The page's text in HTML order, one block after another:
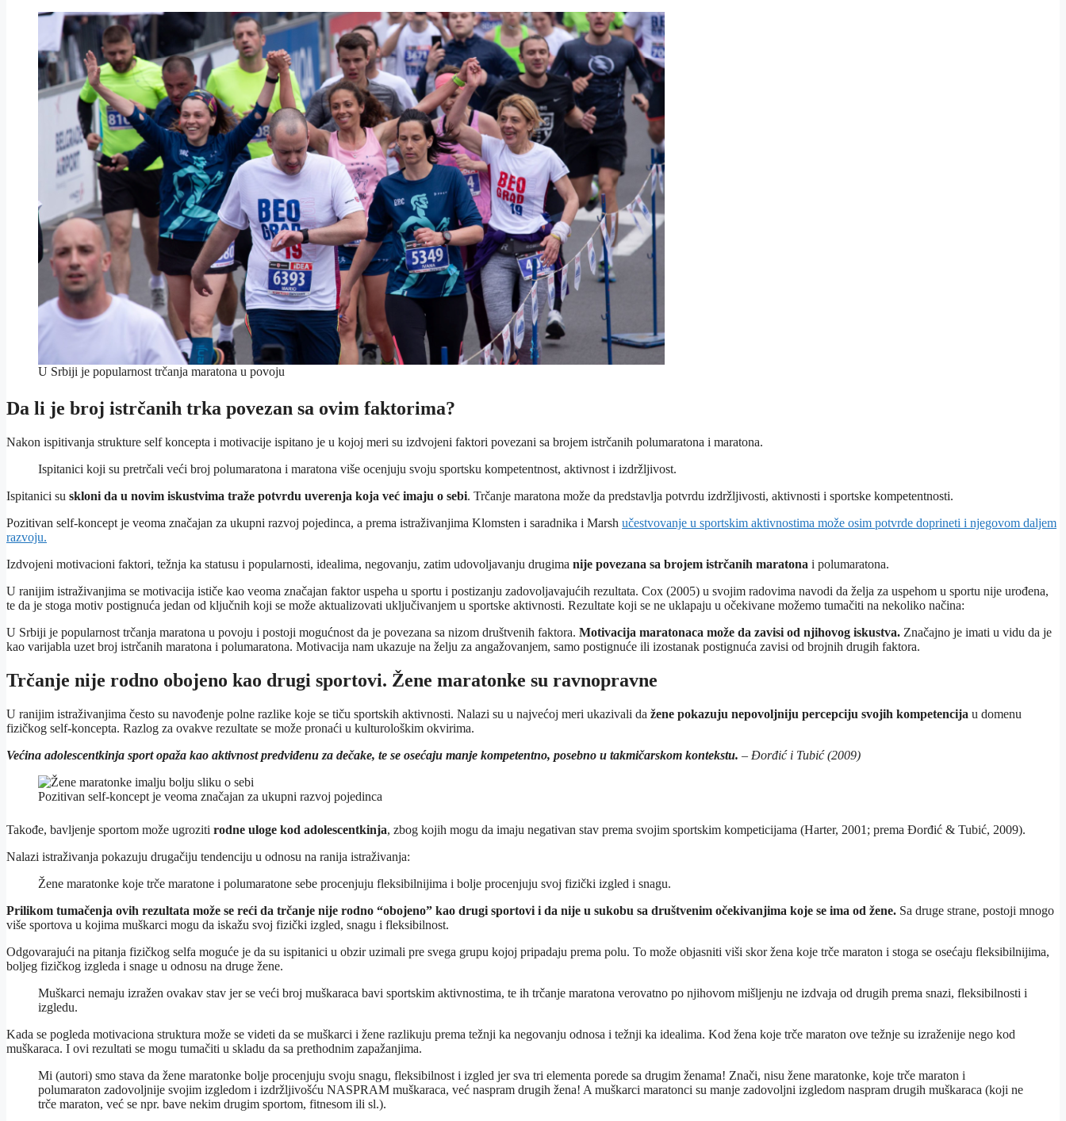
U Srbiji je popularnost trčanja maratona u povoju
Da li je broj istrčanih trka povezan sa ovim faktorima?
Nakon ispitivanja strukture self koncepta i motivacije ispitano je u kojoj meri su izdvojeni faktori povezani sa brojem istrčanih polumaratona i maratona.
Ispitanici koji su pretrčali veći broj polumaratona i maratona više ocenjuju svoju sportsku kompetentnost, aktivnost i izdržljivost.
Ispitanici su skloni da u novim iskustvima traže potvrdu uverenja koja već imaju o sebi. Trčanje maratona može da predstavlja potvrdu izdržljivosti, aktivnosti i sportske kompetentnosti.
Pozitivan self-koncept je veoma značajan za ukupni razvoj pojedinca, a prema istraživanjima Klomsten i saradnika i Marsh učestvovanje u sportskim aktivnostima može osim potvrde doprineti i njegovom daljem
razvoju.
Izdvojeni motivacioni faktori, težnja ka statusu i popularnosti, idealima, negovanju, zatim udovoljavanju drugima nije povezana sa brojem istrčanih maratona i polumaratona.
U ranijim istraživanjima se motivacija ističe kao veoma značajan faktor uspeha u sportu i postizanju zadovoljavajućih rezultata. Cox (2005) u svojim radovima navodi da želja za uspehom u sportu nije urođena,
te da je stoga motiv postignuća jedan od ključnih koji se može aktualizovati uključivanjem u sportske aktivnosti. Rezultate koji se ne uklapaju u očekivane možemo tumačiti na nekoliko načina:
U Srbiji je popularnost trčanja maratona u povoju i postoji mogućnost da je povezana sa nizom društvenih faktora. Motivacija maratonaca može da zavisi od njihovog iskustva. Značajno je imati u vidu da je
kao varijabla uzet broj istrčanih maratona i polumaratona. Motivacija nam ukazuje na želju za angažovanjem, samo postignuće ili izostanak postignuća zavisi od brojnih drugih faktora.
Trčanje nije rodno obojeno kao drugi sportovi. Žene maratonke su ravnopravne
U ranijim istraživanjima često su navođenje polne razlike koje se tiču sportskih aktivnosti. Nalazi su u najvećoj meri ukazivali da žene pokazuju nepovoljniju percepciju svojih kompetencija u domenu
fizičkog self-koncepta. Razlog za ovakve rezultate se može pronaći u kulturološkim okvirima.
Većina adolescentkinja sport opaža kao aktivnost predviđenu za dečake, te se osećaju manje kompetentno, posebno u takmičarskom kontekstu. – Đorđić i Tubić (2009)
Pozitivan self-koncept je veoma značajan za ukupni razvoj pojedinca
Takođe, bavljenje sportom može ugroziti rodne uloge kod adolescentkinja, zbog kojih mogu da imaju negativan stav prema svojim sportskim kompeticijama (Harter, 2001; prema Đorđić & Tubić, 2009).
Nalazi istraživanja pokazuju drugačiju tendenciju u odnosu na ranija istraživanja:
Žene maratonke koje trče maratone i polumaratone sebe procenjuju fleksibilnijima i bolje procenjuju svoj fizički izgled i snagu.
Prilikom tumačenja ovih rezultata može se reći da trčanje nije rodno “obojeno” kao drugi sportovi i da nije u sukobu sa društvenim očekivanjima koje se ima od žene. Sa druge strane, postoji mnogo
više sportova u kojima muškarci mogu da iskažu svoj fizički izgled, snagu i fleksibilnost.
Odgovarajući na pitanja fizičkog selfa moguće je da su ispitanici u obzir uzimali pre svega grupu kojoj pripadaju prema polu. To može objasniti viši skor žena koje trče maraton i stoga se osećaju fleksibilnijima,
boljeg fizičkog izgleda i snage u odnosu na druge žene.
Muškarci nemaju izražen ovakav stav jer se veći broj muškaraca bavi sportskim aktivnostima, te ih trčanje maratona verovatno po njihovom mišljenju ne izdvaja od drugih prema snazi, fleksibilnosti i
izgledu.
Kada se pogleda motivaciona struktura može se videti da se muškarci i žene razlikuju prema težnji ka negovanju odnosa i težnji ka idealima. Kod žena koje trče maraton ove težnje su izraženije nego kod
muškaraca. I ovi rezultati se mogu tumačiti u skladu da sa prethodnim zapažanjima.
Mi (autori) smo stava da žene maratonke bolje procenjuju svoju snagu, fleksibilnost i izgled jer sva tri elementa porede sa drugim ženama! Znači, nisu žene maratonke, koje trče maraton i
polumaraton zadovoljnije svojim izgledom i izdržljivošću NASPRAM muškaraca, već naspram drugih žena! A muškarci maratonci su manje zadovoljni izgledom naspram drugih muškaraca (koji ne
trče maraton, već se npr. bave nekim drugim sportom, fitnesom ili sl.).